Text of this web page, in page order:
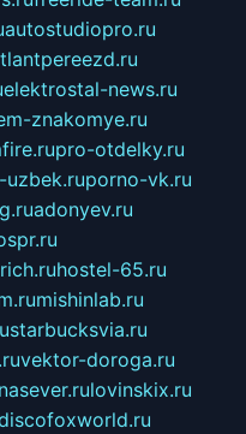
autostudiopro.ru
elektrostal-news.ru
znakomye.ru
pro-otdelky.ru
uzbek.ruporno-vk.ru
adonyev.ru
hostel-65.ru
mishinlab.ru
starbucksvia.ru
vektor-doroga.ru
lovinskix.ru